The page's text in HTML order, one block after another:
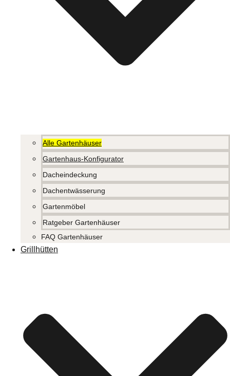
Alle Gartenhäuser
Gartenhaus-Konfigurator
Dacheindeckung
Dachentwässerung
Gartenmöbel
Ratgeber Gartenhäuser
FAQ Gartenhäuser
Grillhütten